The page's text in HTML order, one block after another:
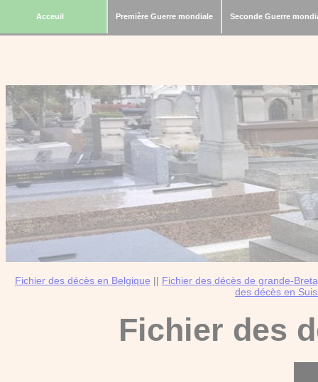
Acceuil Première Guerre mondiale Seconde Guerre
Fichier des décès en Belgique || Fichier des décès de grande-
des décès en
Fichier des